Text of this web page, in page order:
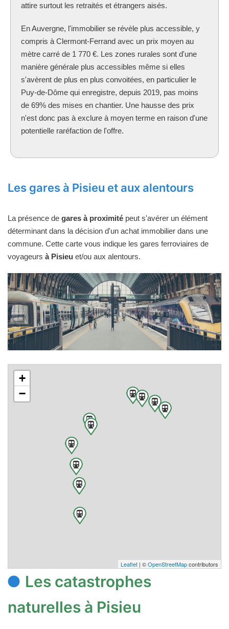
attire surtout les retraités et étrangers aisés.
En Auvergne, l'immobilier se révèle plus accessible, y
compris à Clermont-Ferrand avec un prix moyen au
mètre carré de 1 770 €. Les zones rurales sont d'une
manière générale plus accessibles même si elles
s'avèrent de plus en plus convoitées, en particulier le
Puy-de-Dôme qui enregistre, depuis 2019, pas moins
de 69% des mises en chantier. Une hausse des prix
n'est donc pas à exclure à moyen terme en raison d'une
potentielle raréfaction de l'offre.
Les gares à Pisieu et aux alentours
La présence de gares à proximité peut s'avérer un élément
déterminant dans la décision d'un achat immobilier dans une
commune. Cette carte vous indique les gares ferroviaires de
voyageurs à Pisieu et/ou aux alentours.
+
−
Leaflet | ©OpenStreetMapcontributors
Les catastrophes
naturelles à Pisieu